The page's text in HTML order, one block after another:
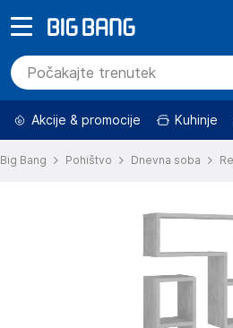
Akcije & promocije Kuhinje
Big Bang Pohištvo Dnevna soba